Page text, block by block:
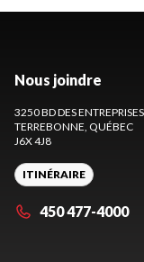
Nous joindre
3250 BD DES ENTREPRISES
TERREBONNE , QUÉBEC
J6X 4J8
ITINÉRAIRE
450 477-4000